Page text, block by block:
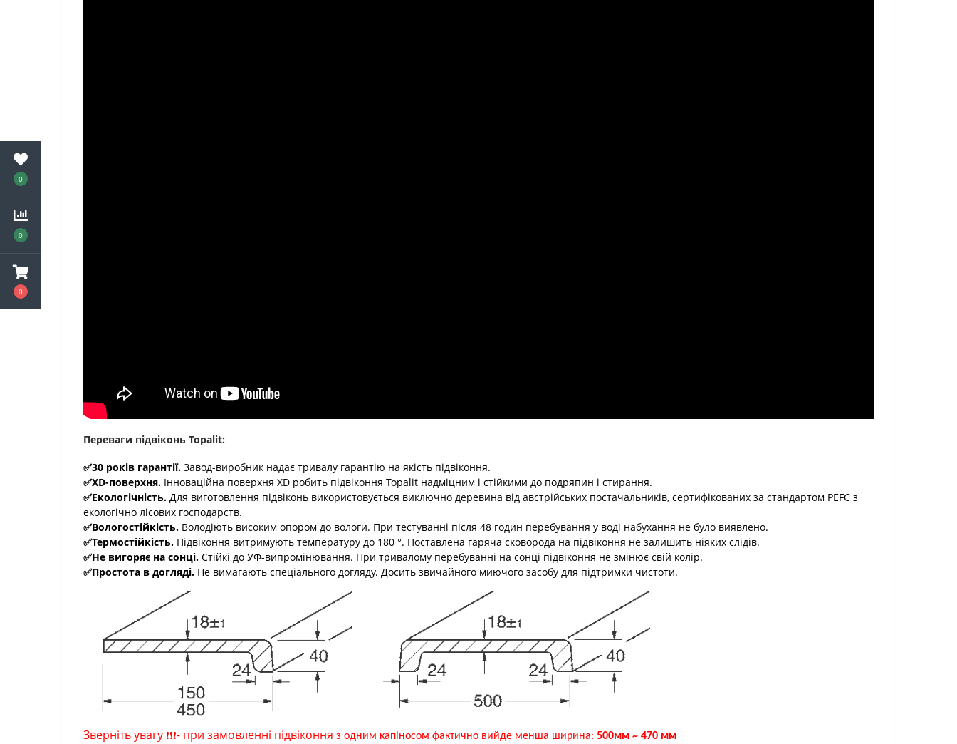
0
0
0
Переваги підвіконь Topalit:
✅30 років гарантії. Завод-виробник надає тривалу гарантію на якість підвіконня.
✅XD-поверхня. Інноваційна поверхня XD робить підвіконня Topalit надміцним і стійкими до подряпин і стирання.
✅Екологічність. Для виготовлення підвіконь використовується виключно деревина від австрійських постачальників, сертифікованих за стандартом PEFC з
екологічно лісових господарств.
✅Вологостійкість. Володіють високим опором до вологи. При тестуванні після 48 годин перебування у воді набухання не було виявлено.
✅Термостійкість. Підвіконня витримують температуру до 180 °. Поставлена гаряча сковорода на підвіконня не залишить ніяких слідів.
✅Не вигоряє на сонці. Стійкі до УФ-випромінювання. При тривалому перебуванні на сонці підвіконня не змінює свій колір.
✅Простота в догляді. Не вимагають спеціального догляду. Досить звичайного миючого засобу для підтримки чистоти.
Зверніть увагу ❗❗❗- при замовленні підвіконня з одним капіносом фактично вийде менша ширина: 500мм ~ 470 мм